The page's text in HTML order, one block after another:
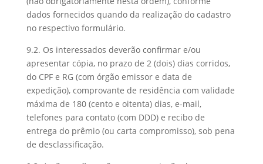
dados fornecidos quando da realização do cadastro
no respectivo formulário.
9.2. Os interessados deverão confirmar e/ou
apresentar cópia, no prazo de 2 (dois) dias corridos,
do CPF e RG (com órgão emissor e data de
expedição), comprovante de residência com validade
máxima de 180 (cento e oitenta) dias, e-mail,
telefones para contato (com DDD) e recibo de
entrega do prêmio (ou carta compromisso), sob pena
de desclassificação.